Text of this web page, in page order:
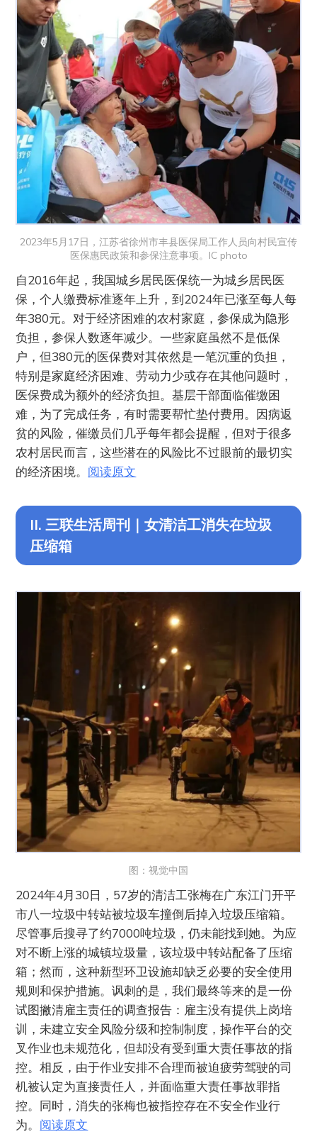
2023年5月17日，江苏省徐州市丰县医保局工作人员向村民宣传
医保惠民政策和参保注意事项。IC photo
自2016年起，我国城乡居民医保统一为城乡居民医
保，个人缴费标准逐年上升，到2024年已涨至每人每
年380元。对于经济困难的农村家庭，参保成为隐形
负担，参保人数逐年减少。一些家庭虽然不是低保
户，但380元的医保费对其依然是一笔沉重的负担，
特别是家庭经济困难、劳动力少或存在其他问题时，
医保费成为额外的经济负担。基层干部面临催缴困
难，为了完成任务，有时需要帮忙垫付费用。因病返
贫的风险，催缴员们几乎每年都会提醒，但对于很多
农村居民而言，这些潜在的风险比不过眼前的最切实
的经济困境。 阅读原文
II. 三联生活周刊｜女清洁工消失在垃圾
压缩箱
图：视觉中国
2024年4月30日，57岁的清洁工张梅在广东江门开平
市八一垃圾中转站被垃圾车撞倒后掉入垃圾压缩箱。
尽管事后搜寻了约7000吨垃圾，仍未能找到她。为应
对不断上涨的城镇垃圾量，该垃圾中转站配备了压缩
箱；然而，这种新型环卫设施却缺乏必要的安全使用
规则和保护措施。讽刺的是，我们最终等来的是一份
试图撇清雇主责任的调查报告：雇主没有提供上岗培
训，未建立安全风险分级和控制制度，操作平台的交
叉作业也未规范化，但却没有受到重大责任事故的指
控。相反，由于作业安排不合理而被迫疲劳驾驶的司
机被认定为直接责任人，并面临重大责任事故罪指
控。同时，消失的张梅也被指控存在不安全作业行
为。 阅读原文